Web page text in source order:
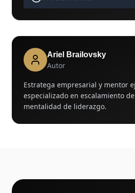
Ariel Brailovsky
Autor
Estratega empresarial y mentor
especializado en escalamiento
mentalidad de liderazgo.